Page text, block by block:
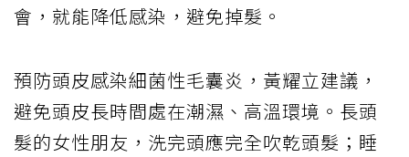
會，就能降低感染，避免掉髮。
預防頭皮感染細菌性毛囊炎，黃耀立建議，
避免頭皮長時間處在潮濕、高溫環境。長頭
髮的女性朋友，洗完頭應完全吹乾頭髮；睡